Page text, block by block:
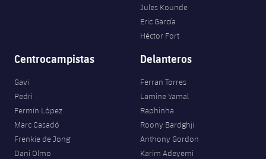
Jules Kounde
Eric García
Héctor Fort
Centrocampistas
Gavi
Pedri
Fermín López
Marc Casadó
Frenkie de Jong
Dani Olmo
Delanteros
Ferran Torres
Lamine Yamal
Raphinha
Roony Bardghji
Anthony Gordon
Karim Adeyemi